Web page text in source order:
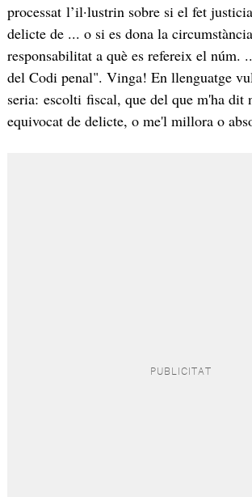
processat l’il·lustrin sobre si el fet
delicte de ... o si es dona la
responsabilitat a què es refereix el núm.
del Codi penal". Vinga! En llenguatge
seria: escolti fiscal, que del que m'ha dit
equivocat de delicte, o me'l millora o